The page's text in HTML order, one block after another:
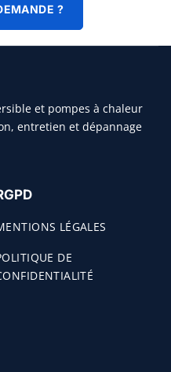
?
et pompes à chaleur
entretien et dépannage
LÉGALES
DE